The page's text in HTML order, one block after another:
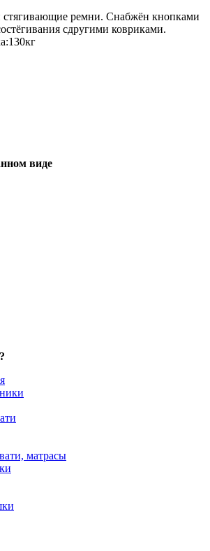
стягивающие ремни. Снабжён кнопками
сдругими ковриками.
виде
матрасы